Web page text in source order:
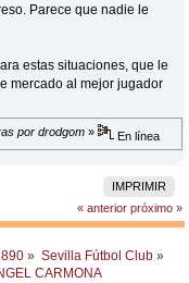
Parece que nadie le
estas situaciones, que le
mercado al mejor jugador
por drodgom » En línea
IMPRIMIR
« anterior próximo »
» Sevilla Fútbol Club »
CARMONA